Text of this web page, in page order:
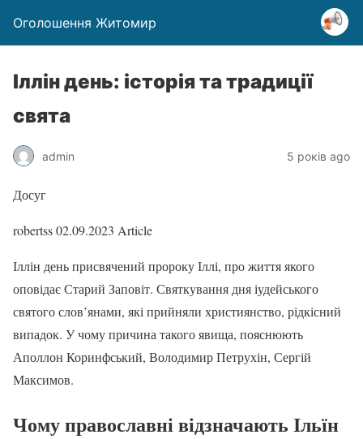
Оголошення Житомир
Іллін день: історія та традиції
свята
admin 5 років ago
Досуг
robertss02.09.2023 Article
Іллін день присвячений пророку Іллі, про життя якого
оповідає Старий Заповіт. Святкування дня іудейського
святого слов’янами, які прийняли християнство, рідкісний
випадок. У чому причина такого явища, пояснюють
Аполлон Коринфський, Володимир Петрухін, Сергій
Максимов.
Чому православні відзначають Ільїн